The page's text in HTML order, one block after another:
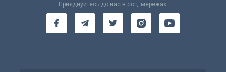
Приєднуйтесь до нас в соц. мережах: